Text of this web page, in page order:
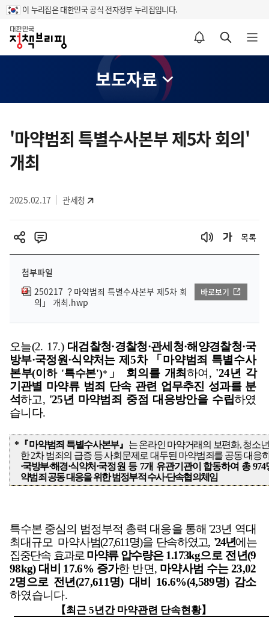
이 누리집은 대한민국 공식 전자정부 누리집입니다.
홈
알림설정 바로가기 검색 바로가기 메뉴 열기
보도자료
텐
영
'마약범죄 특별수사본부 제5차 회의'
개최
2025.02.17 관세청
목록
첨부파일
250217 ？마약범죄 특별수사본부 제5차 회
의」 개최.hwp
바로보기
오늘(2. 17.) 대검찰청·경찰청·관세청·해양경찰청·국
방부·국정원·식약처는 제 5차 「 마약범죄 특별수사
본부(이하 '특수본')* 」 회의를 개최하여 , '24년 각
기관별 마약류 범죄 단속 관련 업무추진 성과를 분
석하고, '25년 마약범죄 중점 대응방안을 수립하였
습니다.
*『마약범죄 특별수사본부』 는 온라인 마약거래의 보편화,청소
한2차 범죄의 급증 등 사회문제로 대두된 마약범죄를 공동 대응
·국방부·해경·식약처·국정원 등 7개 유관기관이 합동하여 총974
약범죄 공동 대응을 위한 범정부적 수사·단속협의체임
특수본 중심의 범정부적 총력 대응을 통해'23년 역대
최대규모 마약사범(27,611명)을 단속하였고, '24년에는
집중단속 효과로마약류 압수량은1.173kg으로 전년(9
98kg) 대비 17.6% 증가한 반면, 마약사범 수는23,02
2명으로 전년(27,611명) 대비 16.6%(4,589명) 감소
하였습니다.
【최근 5년간 마약관련 단속현황】